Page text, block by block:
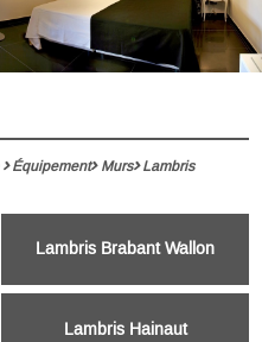
Équipement Murs Lambris
Lambris Brabant Wallon
Lambris Hainaut